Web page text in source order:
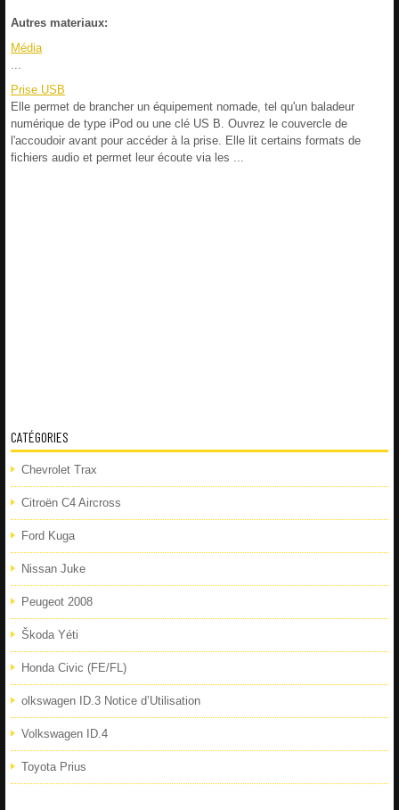
Autres materiaux:
Média
Prise USB
Elle permet de brancher un équipement nomade, tel qu'un baladeur
numérique de type iPod ou une clé US B. Ouvrez le couvercle de
l'accoudoir avant pour accéder à la prise. Elle lit certains formats de
fichiers audio et permet leur écoute via les ...
CATÉGORIES
Chevrolet Trax
Citroën C4 Aircross
Ford Kuga
Nissan Juke
Peugeot 2008
Škoda Yéti
Honda Civic (FE/FL)
olkswagen ID.3 Notice d’Utilisation
Volkswagen ID.4
Toyota Prius